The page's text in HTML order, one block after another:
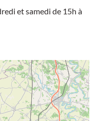
et samedi de 15h à